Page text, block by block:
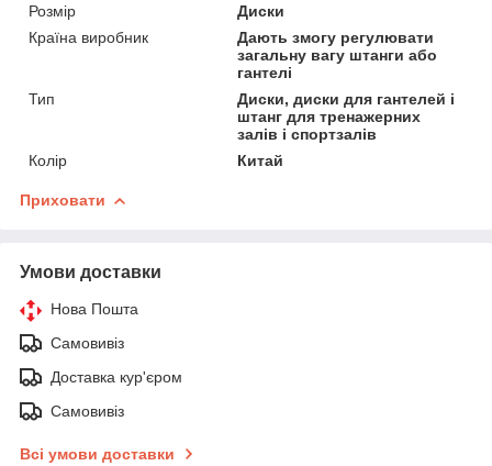
Розмір
Диски
Країна виробник
Дають змогу регулювати
загальну вагу штанги або
гантелі
Тип
Диски, диски для гантелей і
штанг для тренажерних
залів і спортзалів
Колір
Китай
Приховати
Умови доставки
Нова Пошта
Самовивіз
Доставка кур'єром
Самовивіз
Всі умови доставки